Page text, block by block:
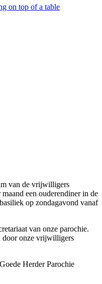
van de vrijwilligers
een ouderendiner in de
op zondagavond vanaf
van onze parochie.
door onze vrijwilligers
Herder Parochie